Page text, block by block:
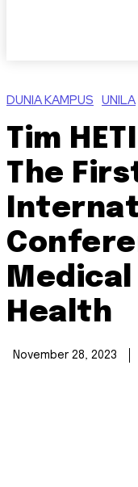
DUNIA KAMPUS UNILA
Tim
The
Medical
Health
November 28, 2023